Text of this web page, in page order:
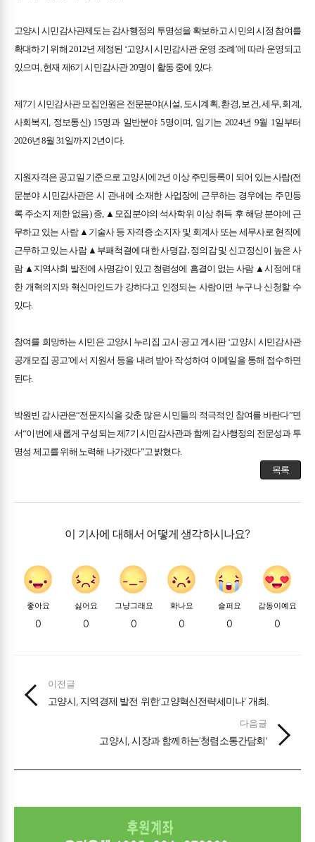
고양시 시민감사관제도는 감사행정의 투명성을 확보하고 시민의 시정 참여를
확대하기 위해 2012년 제정된 ‘고양시 시민감사관 운영 조례’에 따라 운영되고
있으며, 현재 제6기 시민감사관 20명이 활동 중에 있다.
제7기 시민감사관 모집인원은 전문분야(시설, 도시계획, 환경, 보건, 세무, 회계,
사회복지, 정보통신) 15명과 일반분야 5명이며, 임기는 2024년 9월 1일부터
2026년 8월 31일까지 2년이다.
지원자격은 공고일 기준으로 고양시에 2년 이상 주민등록이 되어 있는 사람(전
문분야 시민감사관은 시 관내에 소재한 사업장에 근무하는 경우에는 주민등
록 주소지 제한 없음) 중, ▲모집분야의 석사학위 이상 취득 후 해당 분야에 근
무하고 있는 사람 ▲기술사 등 자격증 소지자 및 회계사 또는 세무사로 현직에
근무하고 있는 사람 ▲부패척결에 대한 사명감․정의감 및 신고정신이 높은 사
람 ▲지역사회 발전에 사명감이 있고 청렴성에 흠결이 없는 사람 ▲시정에 대
한 개혁의지와 혁신마인드가 강하다고 인정되는 사람이면 누구나 신청할 수
있다.
참여를 희망하는 시민은 고양시 누리집 고시·공고 게시판 ‘고양시 시민감사관
공개모집 공고’에서 지원서 등을 내려 받아 작성하여 이메일을 통해 접수하면
된다.
박원빈 감사관은“전문지식을 갖춘 많은 시민들의 적극적인 참여를 바란다”면
서“이번에 새롭게 구성되는 제7기 시민감사관과 함께 감사행정의 전문성과 투
명성 제고를 위해 노력해 나가겠다”고 밝혔다.
목록
이 기사에 대해서 어떻게 생각하시나요?
좋아요
0
싫어요
0
그냥그래요
0
화나요
0
슬퍼요
0
감동이예요
0
이전글
고양시, 지역경제 발전 위한‘고양혁신전략세미나' 개최.
다음글
고양시, 시장과 함께하는‘청렴소통간담회'